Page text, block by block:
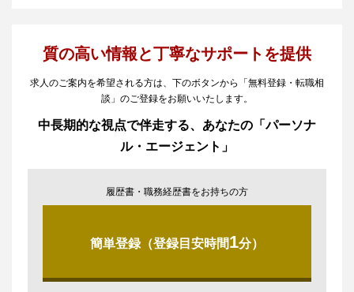
質の高い情報と丁寧なサポートを提供
求人のご案内を希望される方は、下のボタンから「無料登録・転職相
談」のご登録をお願いいたします。
中長期的な視点で伴走する、あなたの「パーソナ
ル・エージェント」
履歴書・職務経歴書をお持ちの方
簡単登録（登録目安時間1分）